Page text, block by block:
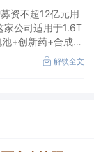
资不超12亿元用
公司适用于1.6T
+创新药+合成生
链。
解锁全文